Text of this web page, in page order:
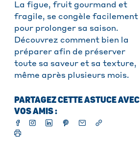
La figue, fruit gourmand et
fragile, se congèle facilement
pour prolonger sa saison.
Découvrez comment bien la
préparer afin de préserver
toute sa saveur et sa texture,
même après plusieurs mois.
PARTAGEZ CETTE ASTUCE AVEC
VOS AMIS :